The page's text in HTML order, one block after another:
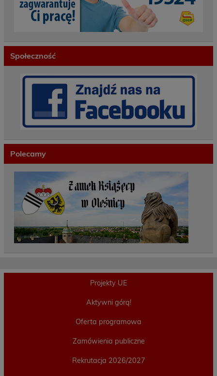
Społeczność
Polecamy
Projekty UE
Aktywni górą!
Oferta programowa
Zamówienia publiczne
Rekrutacja 2026/2027